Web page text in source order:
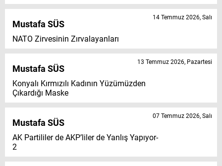
Mustafa SÜS
NATO Zirvesinin Zırvalayanları
14 Temmuz 2026, Salı
Mustafa SÜS
Konyalı Kırmızılı Kadının Yüzümüzden
Çıkardığı Maske
13 Temmuz 2026, Pazartesi
Mustafa SÜS
AK Partililer de AKP’liler de Yanlış Yapıyor-
2
07 Temmuz 2026, Salı